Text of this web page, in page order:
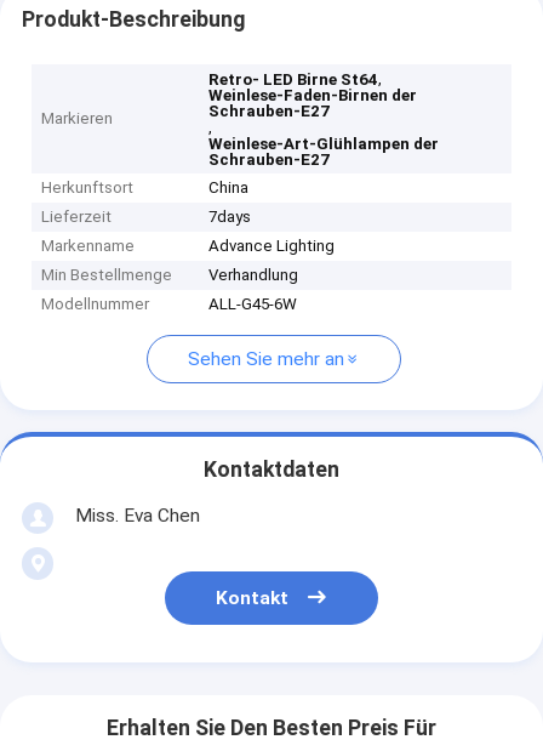
Produkt-Beschreibung
Markieren
Retro- LED Birne St64,
Weinlese-Faden-Birnen der
Schrauben-E27
,
Weinlese-Art-Glühlampen der
Schrauben-E27
Herkunftsort
China
Lieferzeit
7days
Markenname
Advance Lighting
Min Bestellmenge
Verhandlung
Modellnummer
ALL-G45-6W
Sehen Sie mehr an
Kontaktdaten
Miss. Eva Chen
Kontakt
Erhalten Sie Den Besten Preis Für